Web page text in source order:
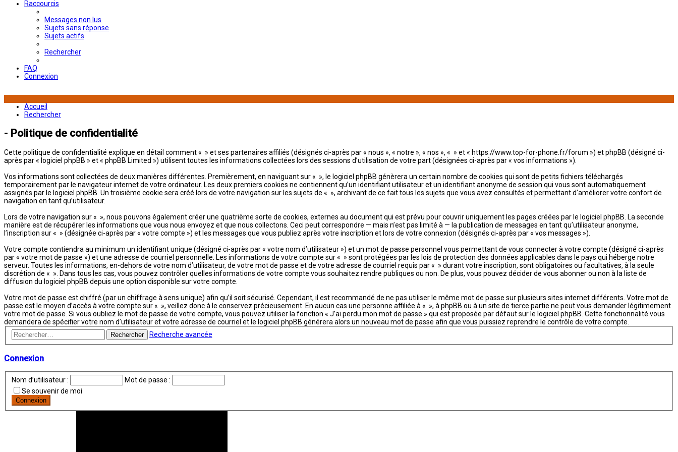
Raccourcis
Messages non lus
Sujets sans réponse
Sujets actifs
Rechercher
FAQ
Connexion
Accueil
Rechercher
- Politique de confidentialité
Cette politique de confidentialité explique en détail comment « » et ses partenaires affiliés (désignés ci-après par « nous », « notre », « nos », « » et « https://www.top-for-phone.fr/forum ») et phpBB (désigné ci-
après par « logiciel phpBB » et « phpBB Limited ») utilisent toutes les informations collectées lors des sessions d’utilisation de votre part (désignées ci-après par « vos informations »).
Vos informations sont collectées de deux manières différentes. Premièrement, en naviguant sur « », le logiciel phpBB génèrera un certain nombre de cookies qui sont de petits fichiers téléchargés
temporairement par le navigateur internet de votre ordinateur. Les deux premiers cookies ne contiennent qu’un identifiant utilisateur et un identifiant anonyme de session qui vous sont automatiquement
assignés par le logiciel phpBB. Un troisième cookie sera créé lors de votre navigation sur les sujets de « », archivant de ce fait tous les sujets que vous avez consultés et permettant d’améliorer votre confort de
navigation en tant qu’utilisateur.
Lors de votre navigation sur « », nous pouvons également créer une quatrième sorte de cookies, externes au document qui est prévu pour couvrir uniquement les pages créées par le logiciel phpBB. La seconde
manière est de récupérer les informations que vous nous envoyez et que nous collectons. Ceci peut correspondre — mais n’est pas limité à — la publication de messages en tant qu’utilisateur anonyme,
l’inscription sur « » (désignée ci-après par « votre compte ») et les messages que vous publiez après votre inscription et lors de votre connexion (désignés ci-après par « vos messages »).
Votre compte contiendra au minimum un identifiant unique (désigné ci-après par « votre nom d’utilisateur ») et un mot de passe personnel vous permettant de vous connecter à votre compte (désigné ci-après
par « votre mot de passe ») et une adresse de courriel personnelle. Les informations de votre compte sur « » sont protégées par les lois de protection des données applicables dans le pays qui héberge notre
serveur. Toutes les informations, en-dehors de votre nom d’utilisateur, de votre mot de passe et de votre adresse de courriel requis par « » durant votre inscription, sont obligatoires ou facultatives, à la seule
discrétion de « ». Dans tous les cas, vous pouvez contrôler quelles informations de votre compte vous souhaitez rendre publiques ou non. De plus, vous pouvez décider de vous abonner ou non à la liste de
diffusion du logiciel phpBB depuis une option disponible sur votre compte.
Votre mot de passe est chiffré (par un chiffrage à sens unique) afin qu’il soit sécurisé. Cependant, il est recommandé de ne pas utiliser le même mot de passe sur plusieurs sites internet différents. Votre mot de
passe est le moyen d’accès à votre compte sur « », veillez donc à le conservez précieusement. En aucun cas une personne affiliée à « », à phpBB ou à un site de tierce partie ne peut vous demander légitimement
votre mot de passe. Si vous oubliez le mot de passe de votre compte, vous pouvez utiliser la fonction « J’ai perdu mon mot de passe » qui est proposée par défaut sur le logiciel phpBB. Cette fonctionnalité vous
demandera de spécifier votre nom d’utilisateur et votre adresse de courriel et le logiciel phpBB générera alors un nouveau mot de passe afin que vous puissiez reprendre le contrôle de votre compte.
Rechercher Recherche avancée
Connexion
Nom d’utilisateur :
Mot de passe :
Se souvenir de moi